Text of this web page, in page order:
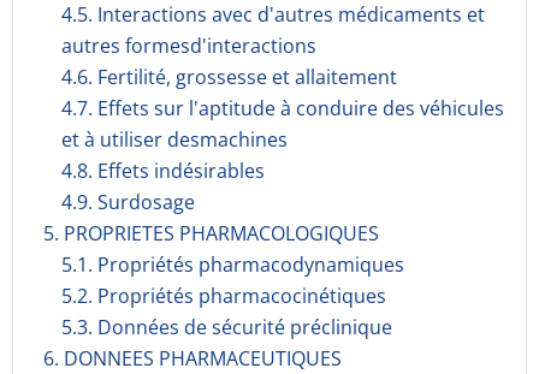
4.5. Interactions avec d'autres médicaments et
autres formesd'interactions
4.6. Fertilité, grossesse et allaitement
4.7. Effets sur l'aptitude à conduire des véhicules
et à utiliser desmachines
4.8. Effets indésirables
4.9. Surdosage
5. PROPRIETES PHARMACOLOGIQUES
5.1. Propriétés pharmacodynami­ques
5.2. Propriétés pharmacocinéti­ques
5.3. Données de sécurité préclinique
6. DONNEES PHARMACEUTIQUES